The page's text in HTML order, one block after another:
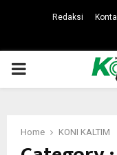
Redaksi
PRIMARY
Home KONI KALTIM